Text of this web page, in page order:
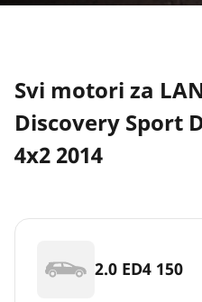
Svi motori za
Discovery Sport
4x2 2014
2.0 ED4 150